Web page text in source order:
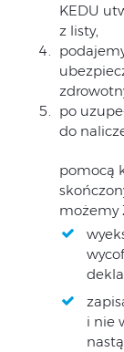
KEDU
z listy,
po
do
pomocą
możemy
i nie